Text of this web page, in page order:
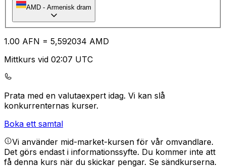
AMD - Armenisk dram
1.00 AFN = 5,592034 AMD
Mittkurs vid 02:07 UTC
Prata med en valutaexpert idag. Vi kan slå
konkurrenternas kurser.
Boka ett samtal
Vi använder mid-market-kursen för vår omvandlare.
Det görs endast i informationssyfte. Du kommer inte att
få denna kurs när du skickar pengar. Se sändkurserna.